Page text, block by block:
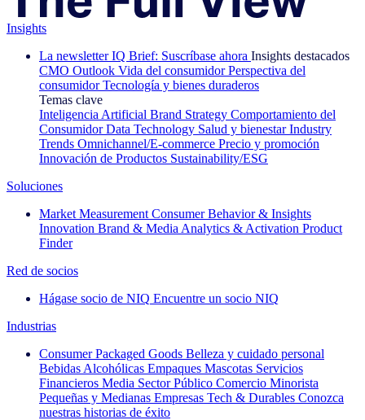
Insights
La newsletter IQ Brief: Suscríbase ahora Insights destacados
CMO Outlook Vida del consumidor Perspectiva del
consumidor Tecnología y bienes duraderos
Temas clave
Inteligencia Artificial Brand Strategy Comportamiento del
Consumidor Data Technology Salud y bienestar Industry
Trends Omnichannel/E-commerce Precio y promoción
Innovación de Productos Sustainability/ESG
Soluciones
Market Measurement Consumer Behavior & Insights
Innovation Brand & Media Analytics & Activation Product
Finder
Red de socios
Hágase socio de NIQ Encuentre un socio NIQ
Industrias
Consumer Packaged Goods Belleza y cuidado personal
Bebidas Alcohólicas Empaques Mascotas Servicios
Financieros Media Sector Público Comercio Minorista
Pequeñas y Medianas Empresas Tech & Durables Conozca
nuestras historias de éxito